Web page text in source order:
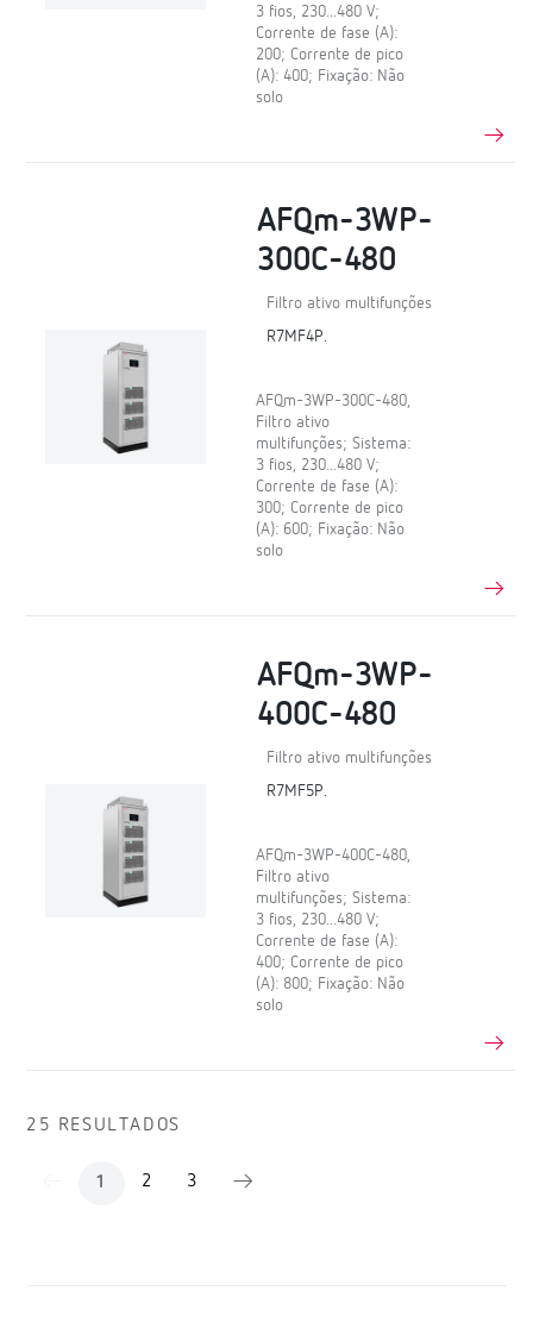
3 fios, 230...480 V;
Corrente de fase (A):
200; Corrente de pico
(A): 400; Fixação: Não
solo
AFQm-3WP-
300C-480
Filtro ativo multifunções
R7MF4P.
AFQm-3WP-300C-480,
Filtro ativo
multifunções; Sistema:
3 fios, 230...480 V;
Corrente de fase (A):
300; Corrente de pico
(A): 600; Fixação: Não
solo
AFQm-3WP-
400C-480
Filtro ativo multifunções
R7MF5P.
AFQm-3WP-400C-480,
Filtro ativo
multifunções; Sistema:
3 fios, 230...480 V;
Corrente de fase (A):
400; Corrente de pico
(A): 800; Fixação: Não
solo
25 RESULTADOS
1 2 3